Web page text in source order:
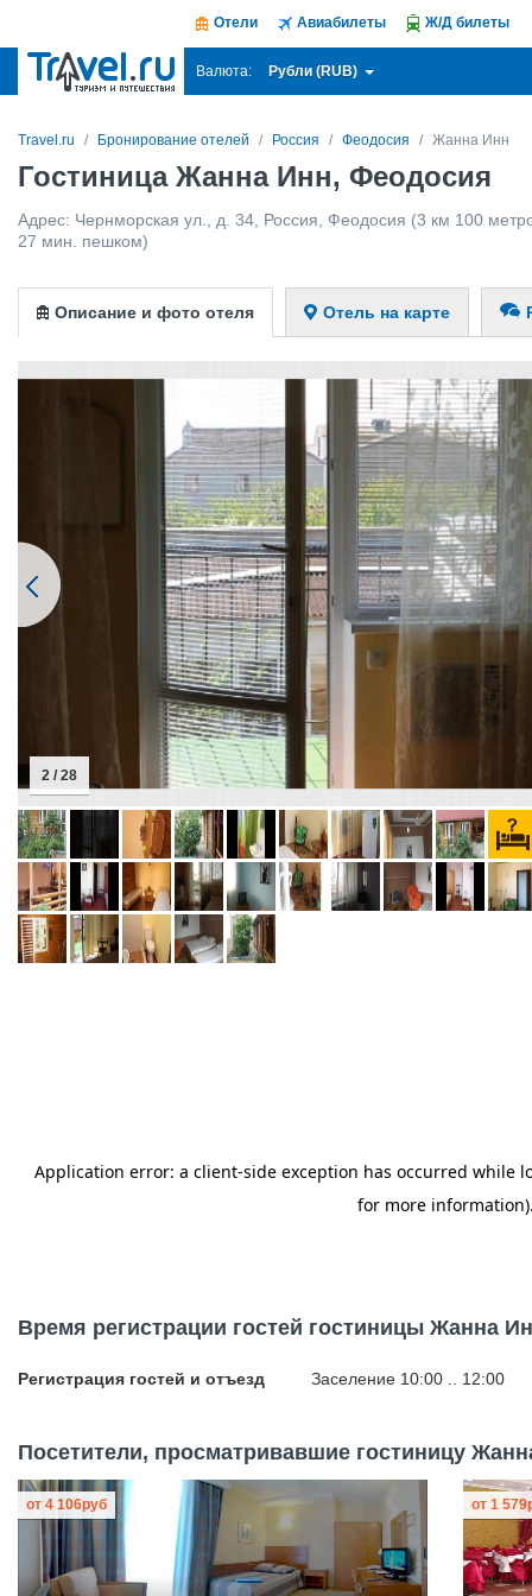
Отели Авиабилеты Ж/Д билеты
Валюта: Рубли (RUB)
Travel.ru Бронирование отелей Россия Феодосия Жанна Инн
Гостиница Жанна Инн, Феодосия
Адрес: Чернморская ул., д. 34 Россия Феодосия (3 км 100
27 мин. пешком)
Описание и фото отеля Отель на карте
2 / 28
Время регистрации гостей гостиницы Жанна
Регистрация гостей и отъезд Заселение 10:00 .. 12:00
Посетители, просматривавшие гостиницу
от 4 106руб от 1 579